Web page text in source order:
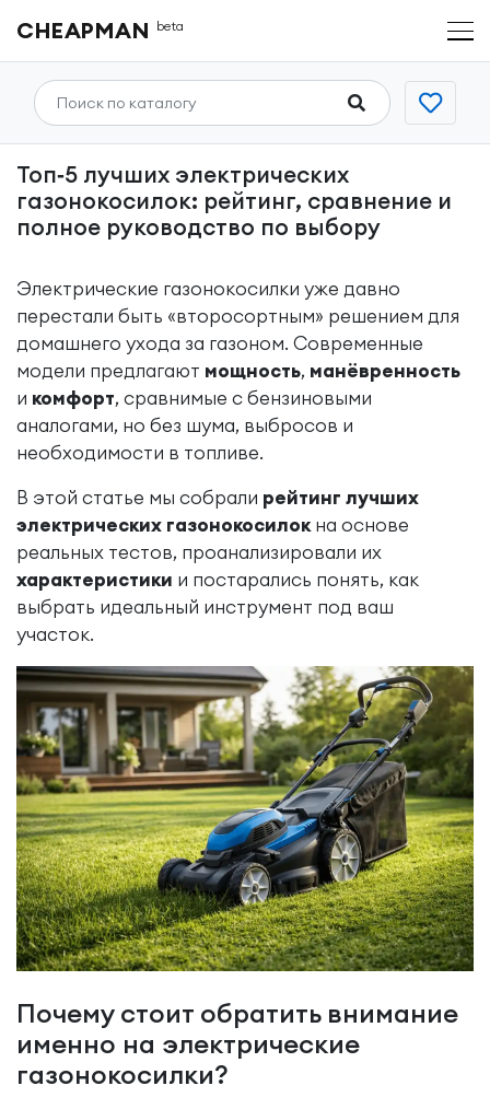
CHEAPMAN beta
Топ‑5 лучших электрических
газонокосилок: рейтинг, сравнение и
полное руководство по выбору
Электрические газонокосилки уже давно
перестали быть «второсортным» решением для
домашнего ухода за газоном. Современные
модели предлагают мощность, манёвренность
и комфорт, сравнимые с бензиновыми
аналогами, но без шума, выбросов и
необходимости в топливе.
В этой статье мы собрали рейтинг лучших
электрических газонокосилокна основе
реальных тестов, проанализировали их
характеристики и постарались понять, как
выбрать идеальный инструмент под ваш
участок.
Почему стоит обратить внимание
именно на электрические
газонокосилки?